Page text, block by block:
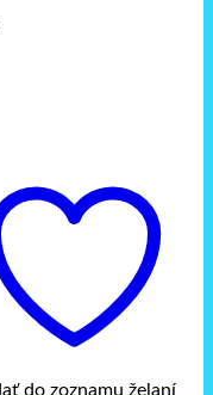
do zoznamu želaní